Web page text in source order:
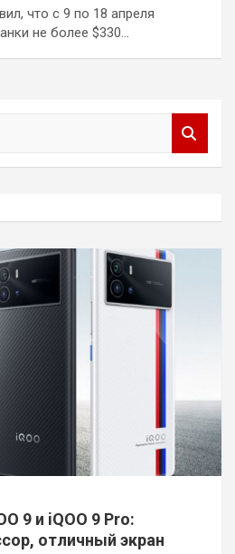
что с 9 по 18 апреля
не более $330…
9 и iQOO 9 Pro:
отличный экран